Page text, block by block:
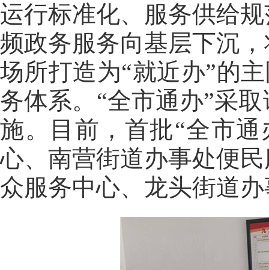
运行标准化、服务供给
频政务服务向基层下沉
场所打造为“就近办”的
务体系。“全市通办”采
施。目前，首批“全市
心、南营街道办事处便
众服务中心、龙头街道